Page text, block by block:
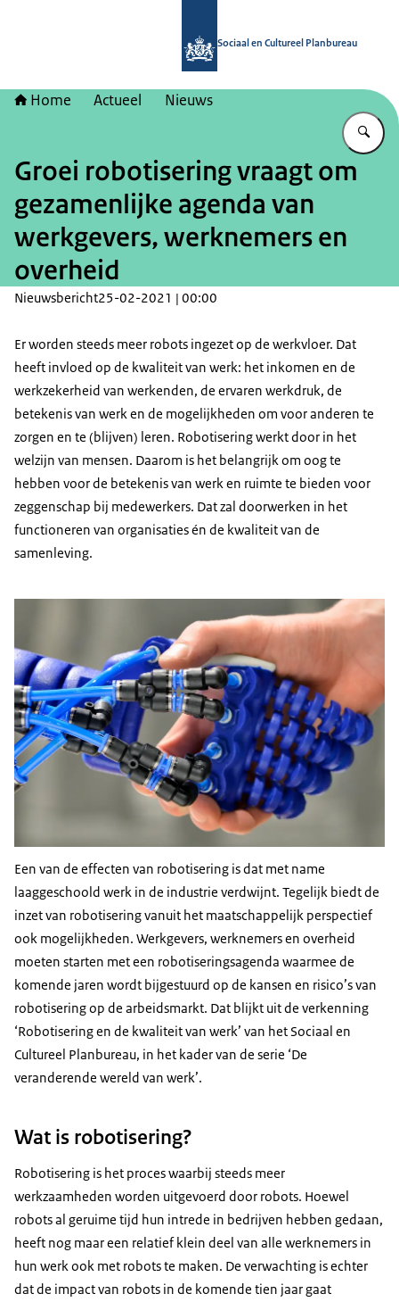
Sociaal en Cultureel Planbureau
Home Actueel Nieuws
Groei robotisering vraagt om
gezamenlijke agenda van
werkgevers, werknemers en
overheid
Nieuwsbericht25-02-2021 | 00:00
Er worden steeds meer robots ingezet op de werkvloer. Dat
heeft invloed op de kwaliteit van werk: het inkomen en de
werkzekerheid van werkenden, de ervaren werkdruk, de
betekenis van werk en de mogelijkheden om voor anderen te
zorgen en te (blijven) leren. Robotisering werkt door in het
welzijn van mensen. Daarom is het belangrijk om oog te
hebben voor de betekenis van werk en ruimte te bieden voor
zeggenschap bij medewerkers. Dat zal doorwerken in het
functioneren van organisaties én de kwaliteit van de
samenleving.
Een van de effecten van robotisering is dat met name
laaggeschoold werk in de industrie verdwijnt. Tegelijk biedt de
inzet van robotisering vanuit het maatschappelijk perspectief
ook mogelijkheden. Werkgevers, werknemers en overheid
moeten starten met een robotiseringsagenda waarmee de
komende jaren wordt bijgestuurd op de kansen en risico’s van
robotisering op de arbeidsmarkt. Dat blijkt uit de verkenning
‘Robotisering en de kwaliteit van werk’ van het Sociaal en
Cultureel Planbureau, in het kader van de serie ‘De
veranderende wereld van werk’.
Wat is robotisering?
Robotisering is het proces waarbij steeds meer
werkzaamheden worden uitgevoerd door robots. Hoewel
robots al geruime tijd hun intrede in bedrijven hebben gedaan,
heeft nog maar een relatief klein deel van alle werknemers in
hun werk ook met robots te maken. De verwachting is echter
dat de impact van robots in de komende tien jaar gaat